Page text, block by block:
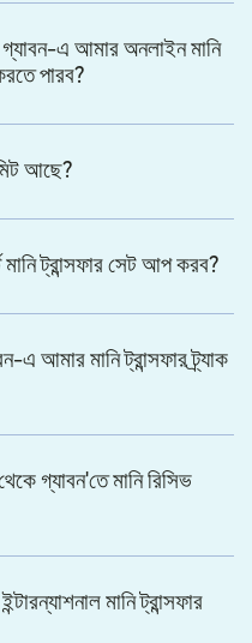
এ আমার অনলাইন মানি
পারব?
আছে?
ট্রান্সফার সেট আপ করব?
এ আমার মানি ট্রান্সফার ট্র্যাক
গ্যাবন'তে মানি রিসিভ
মানি ট্রান্সফার